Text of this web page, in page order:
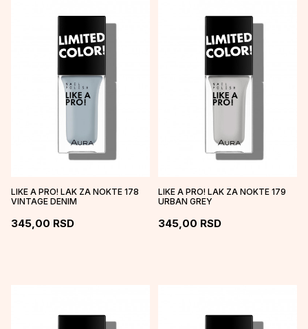
LIKE A PRO! LAK ZA NOKTE 178
VINTAGE DENIM
345,00 RSD
LIKE A PRO! LAK ZA NOKTE 179
URBAN GREY
345,00 RSD